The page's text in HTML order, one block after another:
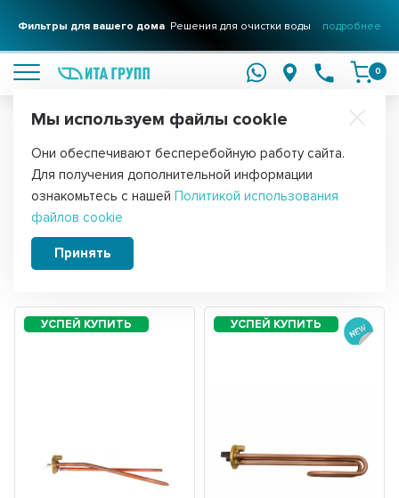
Фильтры для вашего дома Решения для очистки воды подробнее
0
Главная ТЭНы
ТЭНы RCF
Сортировать:
Мы используем файлы cookie
Они обеспечивают бесперебойную работу сайта.
Для получения дополнительной информации
ознакомьтесь с нашей Политикой использования
файлов cookie
Принять